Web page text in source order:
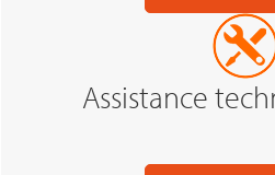
Assistance